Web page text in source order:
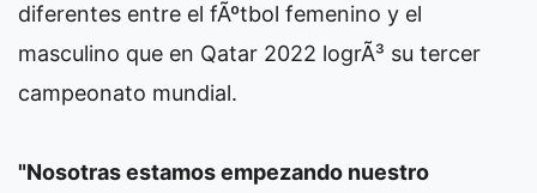
diferentes entre el fÃºtbol femenino y el
masculino que en Qatar 2022 logrÃ³ su tercer
campeonato mundial.
"Nosotras estamos empezando nuestro